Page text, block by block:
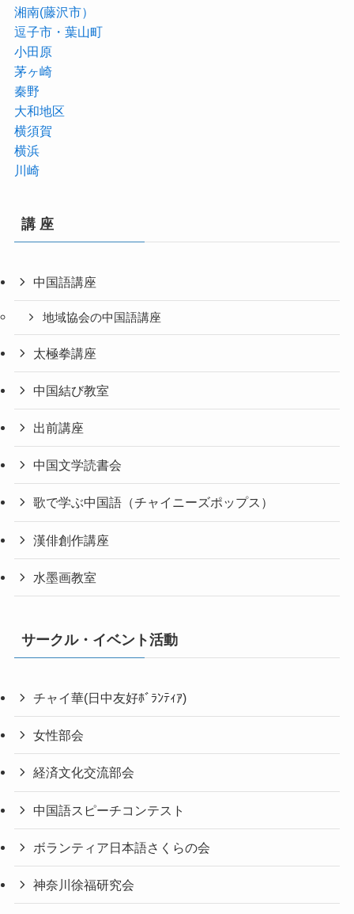
湘南(藤沢市）
逗子市・葉山町
小田原
茅ヶ崎
秦野
大和地区
横須賀
横浜
川崎
講 座
中国語講座
地域協会の中国語講座
太極拳講座
中国結び教室
出前講座
中国文学読書会
歌で学ぶ中国語（チャイニーズポップス）
漢俳創作講座
水墨画教室
サークル・イベント活動
チャイ華(日中友好ﾎﾞﾗﾝﾃｨｱ)
女性部会
経済文化交流部会
中国語スピーチコンテスト
ボランティア日本語さくらの会
神奈川徐福研究会